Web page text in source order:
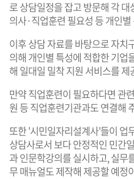
로 상담일정을 잡고 방문해 각
의사·직업훈련 필요성 등 개인
이후 상담 자료를 바탕으로 자치
의해 개인별 특성에 적합한 기업
해 일대일 밀착 지원 서비스를 제
만약 직업훈련이 필요하다면 관
원 등 직업훈련기관과도 연결해
또한 '시민일자리설계사'들이 업
상담사로서 보다 안정적인 민간
과 인문학강의를 실시하고, 실무
무 매뉴얼도 제작해 제공할 예정